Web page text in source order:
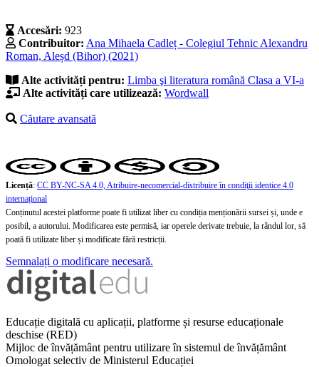
Accesări: 923
Contribuitor: Ana Mihaela Cadleț - Colegiul Tehnic Alexandru
Roman, Aleșd (Bihor) (2021)
Alte activități pentru: Limba şi literatura română Clasa a VI-a
Alte activități care utilizează: Wordwall
Căutare avansată
Licență: CC BY-NC-SA 4.0, Atribuire-necomercial-distribuire în condiţii identice 4.0
internațional
Conținutul acestei platforme poate fi utilizat liber cu condiția menționării sursei și, unde e
posibil, a autorului. Modificarea este permisă, iar operele derivate trebuie, la rândul lor, să
poată fi utilizate liber și modificate fără restricții.
Semnalați o modificare necesară.
Educație digitală cu aplicații, platforme și resurse educaționale
deschise (RED)
Mijloc de învățământ pentru utilizare în sistemul de învățământ
Omologat selectiv de Ministerul Educației